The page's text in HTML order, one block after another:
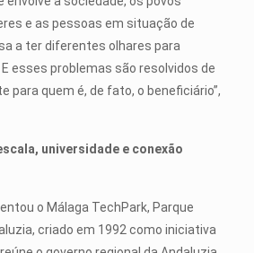
e as pessoas em situação de
a ter diferentes olhares para
esses problemas são resolvidos de
para quem é, de fato, o beneficiário”,
universidade e conexão
o Málaga TechPark, Parque
criado em 1992 como iniciativa